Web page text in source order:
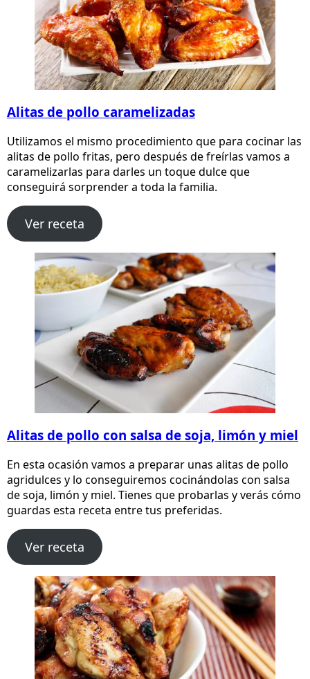
Alitas de pollo caramelizadas
Utilizamos el mismo procedimiento que para cocinar las
alitas de pollo fritas, pero después de freírlas vamos a
caramelizarlas para darles un toque dulce que
conseguirá sorprender a toda la familia.
Ver receta
Alitas de pollo con salsa de soja, limón y miel
En esta ocasión vamos a preparar unas alitas de pollo
agridulces y lo conseguiremos cocinándolas con salsa
de soja, limón y miel. Tienes que probarlas y verás cómo
guardas esta receta entre tus preferidas.
Ver receta